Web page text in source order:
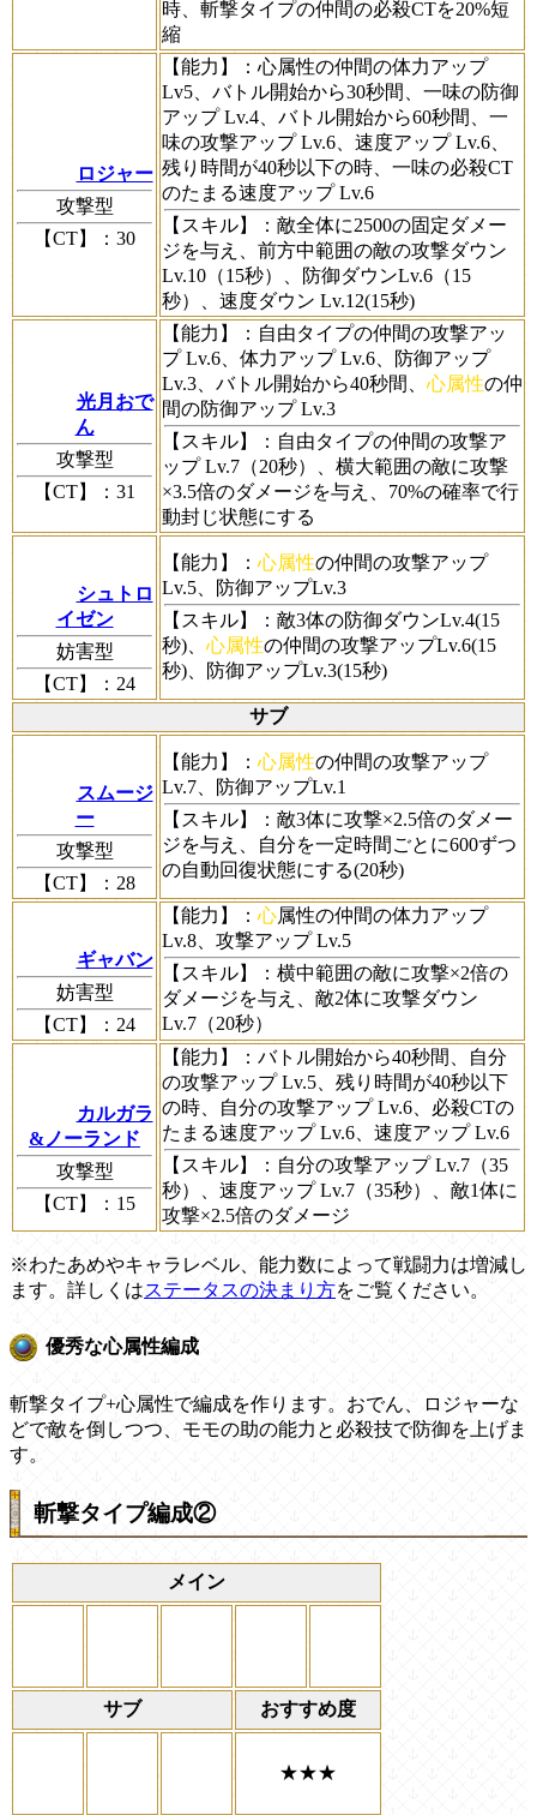
時、斬撃タイプの仲間の必殺CTを20%短
縮
ロジャー
攻撃型
【CT】
：30
【能力】
：心属性の仲間の体力アップ
Lv5、バトル開始から30秒間、一味の防御
アップ Lv.4、バトル開始から60秒間、一
味の攻撃アップ Lv.6、速度アップ Lv.6、
残り時間が40秒以下の時、一味の必殺CT
のたまる速度アップ Lv.6
【スキル】
：敵全体に2500の固定ダメー
ジを与え、前方中範囲の敵の攻撃ダウン
Lv.10（15秒）、防御ダウンLv.6（15
秒）、速度ダウン Lv.12(15秒)
光月おで
ん
攻撃型
【CT】
：31
【能力】
：自由タイプの仲間の攻撃アッ
プ Lv.6、体力アップ Lv.6、防御アップ
Lv.3、バトル開始から40秒間、 心属性の仲
間の防御アップ Lv.3
【スキル】
：自由タイプの仲間の攻撃ア
ップ Lv.7（20秒）、横大範囲の敵に攻撃
×3.5倍のダメージを与え、70%の確率で行
動封じ状態にする
シュトロ
イゼン
妨害型
【CT】
：24
【能力】 ： 心属性の仲間の攻撃アップ
Lv.5、防御アップLv.3
【スキル】
：敵3体の防御ダウンLv.4(15
秒)、 心属性の仲間の攻撃アップLv.6(15
秒)、防御アップLv.3(15秒)
サブ
スムージ
ー
攻撃型
【CT】
：28
【能力】 ： 心属性の仲間の攻撃アップ
Lv.7、防御アップLv.1
【スキル】
：敵3体に攻撃×2.5倍のダメー
ジを与え、自分を一定時間ごとに600ずつ
の自動回復状態にする(20秒)
ギャバン
妨害型
【CT】
：24
【能力】 ： 心属性の仲間の体力アップ
Lv.8、攻撃アップ Lv.5
【スキル】
：横中範囲の敵に攻撃×2倍の
ダメージを与え、敵2体に攻撃ダウン
Lv.7（20秒）
カルガラ
&ノーランド
攻撃型
【CT】
：15
【能力】
：バトル開始から40秒間、自分
の攻撃アップ Lv.5、残り時間が40秒以下
の時、自分の攻撃アップ Lv.6、必殺CTの
たまる速度アップ Lv.6、速度アップ Lv.6
【スキル】
：自分の攻撃アップ Lv.7（35
秒）、速度アップ Lv.7（35秒）、敵1体に
攻撃×2.5倍のダメージ
※わたあめやキャラレベル、能力数によって戦闘力は増減し
ます。詳しくはステータスの決まり方をご覧ください。
優秀な心属性編成
斬撃タイプ+心属性で編成を作ります。おでん、ロジャーな
どで敵を倒しつつ、モモの助の能力と必殺技で防御を上げま
す。
斬撃タイプ編成②
メイン
サブ おすすめ度
★★★